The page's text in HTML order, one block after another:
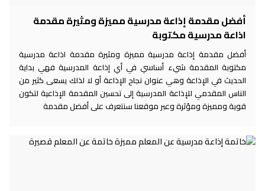
أفضل مقدمة إذاعة مدرسية مميزة ومثيرة مقدمة
اذاعة مدرسية مكتوبة
أفضل مقدمة إذاعة مدرسية مميزة ومثيرة مقدمة اذاعة مدرسية
مكتوبة المقدمة شيء أساسي في أي إذاعة المدرسية فهي بداية
الحديث في الإذاعة وهي عنوان نجاح الإذاعة أو لا لذلك يسعى كثير من
الناس المقدمي للإذاعة المدرسية إلى تحسين المقدمة الإذاعية لتكون
قوية ومميزة ومؤثرة وعبر موقعنا سنتعرف على أفضل مقدمة